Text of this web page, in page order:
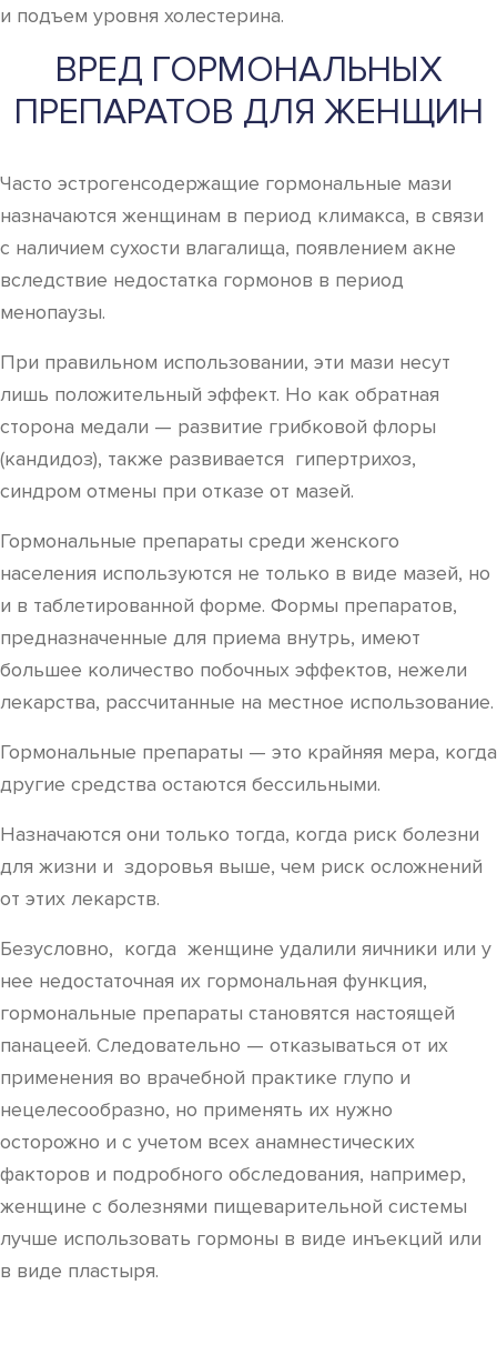
и подъем уровня холестерина.
ВРЕД ГОРМОНАЛЬНЫХ
ПРЕПАРАТОВ ДЛЯ ЖЕНЩИН
Часто эстрогенсодержащие гормональные мази
назначаются женщинам в период климакса, в связи
с наличием сухости влагалища, появлением акне
вследствие недостатка гормонов в период
менопаузы.
При правильном использовании, эти мази несут
лишь положительный эффект. Но как обратная
сторона медали — развитие грибковой флоры
(кандидоз), также развивается гипертрихоз,
синдром отмены при отказе от мазей.
Гормональные препараты среди женского
населения используются не только в виде мазей, но
и в таблетированной форме. Формы препаратов,
предназначенные для приема внутрь, имеют
большее количество побочных эффектов, нежели
лекарства, рассчитанные на местное использование.
Гормональные препараты — это крайняя мера, когда
другие средства остаются бессильными.
Назначаются они только тогда, когда риск болезни
для жизни и здоровья выше, чем риск осложнений
от этих лекарств.
Безусловно, когда женщине удалили яичники или у
нее недостаточная их гормональная функция,
гормональные препараты становятся настоящей
панацеей. Следовательно — отказываться от их
применения во врачебной практике глупо и
нецелесообразно, но применять их нужно
осторожно и с учетом всех анамнестических
факторов и подробного обследования, например,
женщине с болезнями пищеварительной системы
лучше использовать гормоны в виде инъекций или
в виде пластыря.